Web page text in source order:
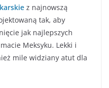
z najnowszą
tak, aby
jak najlepszych
Meksyku. Lekki i
mile widziany atut dla